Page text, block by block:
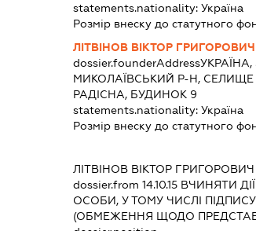
statements.nationality:Україна
Розмір внеску до статутного
ЛІТВІНОВ ВІКТОР ГРИГОРОВИЧ
dossier.founderAddress
МИКОЛАЇВСЬКИЙ Р-Н, СЕЛИЩЕ
РАДІСНА, БУДИНОК 9
statements.nationality:Україна
Розмір внеску до статутного
ЛІТВІНОВ ВІКТОР ГРИГОРОВИЧ
dossier.from 14.10.15 ВЧИНЯТИ
ОСОБИ, У ТОМУ ЧИСЛІ
(ОБМЕЖЕННЯ ЩОДО